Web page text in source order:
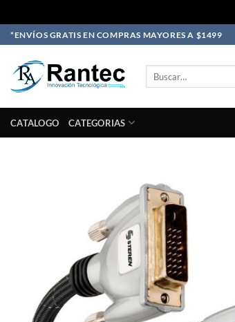
Skip
to
content
*ENVÍOS GRATIS EN COMPRAS MAYORES A $1499
CATALOGO CATEGORIAS